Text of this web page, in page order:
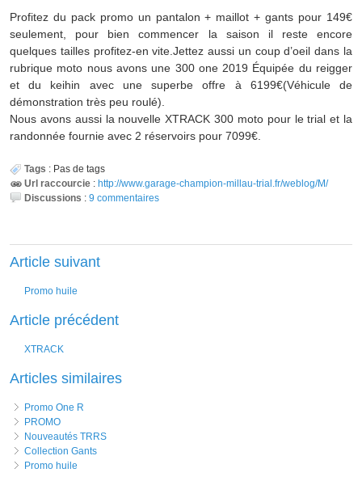
Profitez du pack promo un pantalon + maillot + gants pour 149€
seulement, pour bien commencer la saison il reste encore
quelques tailles profitez-en vite.Jettez aussi un coup d’oeil dans la
rubrique moto nous avons une 300 one 2019 Équipée du reigger
et du keihin avec une superbe offre à 6199€(Véhicule de
démonstration très peu roulé).
Nous avons aussi la nouvelle XTRACK 300 moto pour le trial et la
randonnée fournie avec 2 réservoirs pour 7099€.
Tags : Pas de tags
Url raccourcie : http://www.garage-champion-millau-trial.fr/weblog/M/
Discussions : 9 commentaires
Article suivant
Promo huile
Article précédent
XTRACK
Articles similaires
Promo One R
PROMO
Nouveautés TRRS
Collection Gants
Promo huile